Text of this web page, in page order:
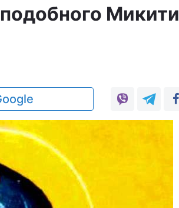
Микити